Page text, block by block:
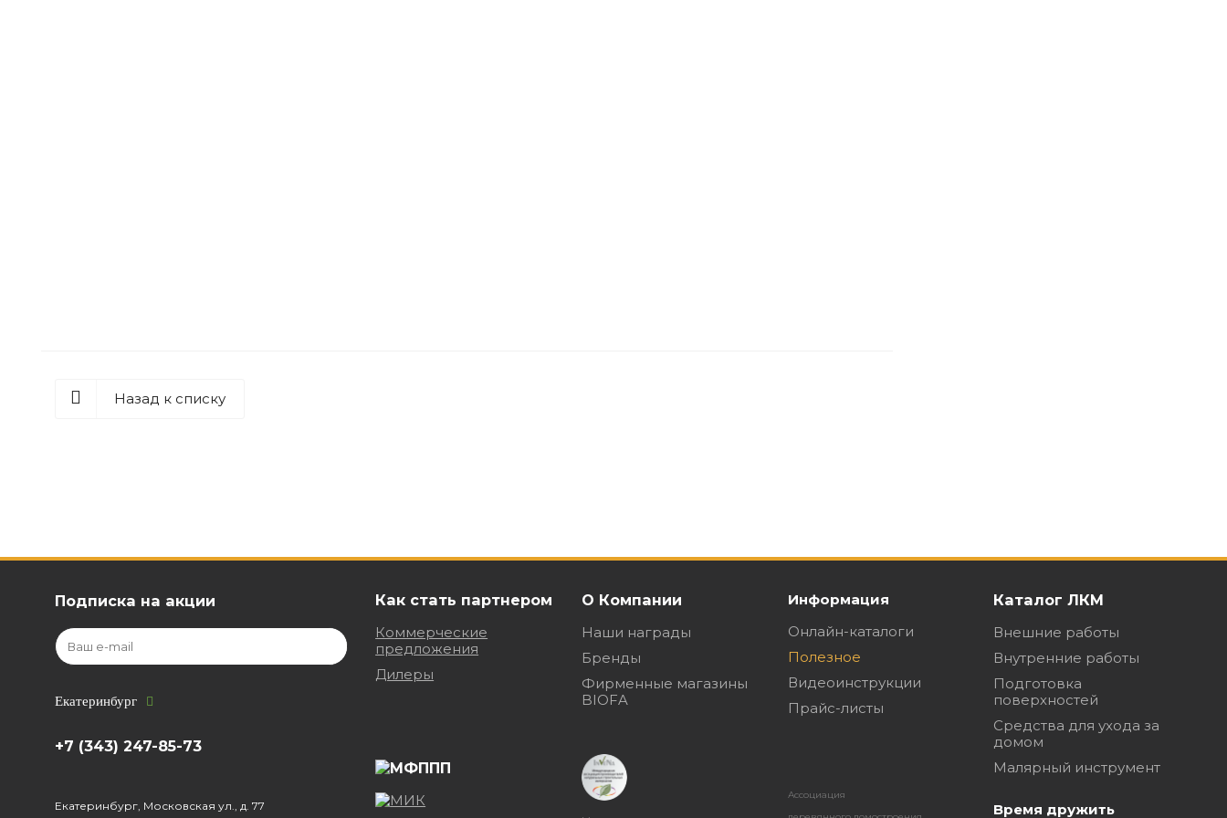
Назад к списку
Подписка на акции
Екатеринбург
+7 (343) 247-85-73
Екатеринбург, Московская ул., д. 77
Как стать партнером
Коммерческие
предложения
Дилеры
О Компании
Наши награды
Бренды
Фирменные магазины
BIOFA
Информация
Онлайн-каталоги
Полезное
Видеоинструкции
Прайс-листы
Ассоциация
Каталог ЛКМ
Внешние работы
Внутренние работы
Подготовка
поверхностей
Средства для ухода за
домом
Малярный инструмент
Время дружить